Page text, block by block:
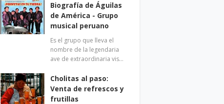
Biografía de Águilas
de América - Grupo
musical peruano
Es el grupo que lleva el
nombre de la legendaria
ave de extraordinaria vis…
Cholitas al paso:
Venta de refrescos y
frutillas